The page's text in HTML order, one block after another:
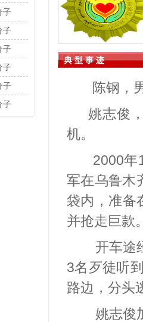
子
子
子
子
子
子
典 型 事 迹
陈钢，
姚志俊
机。
2000年
军在乌鲁木
袋内，准备
并抢走巨款
开车途
3名歹徒听
路边，分头
姚志俊